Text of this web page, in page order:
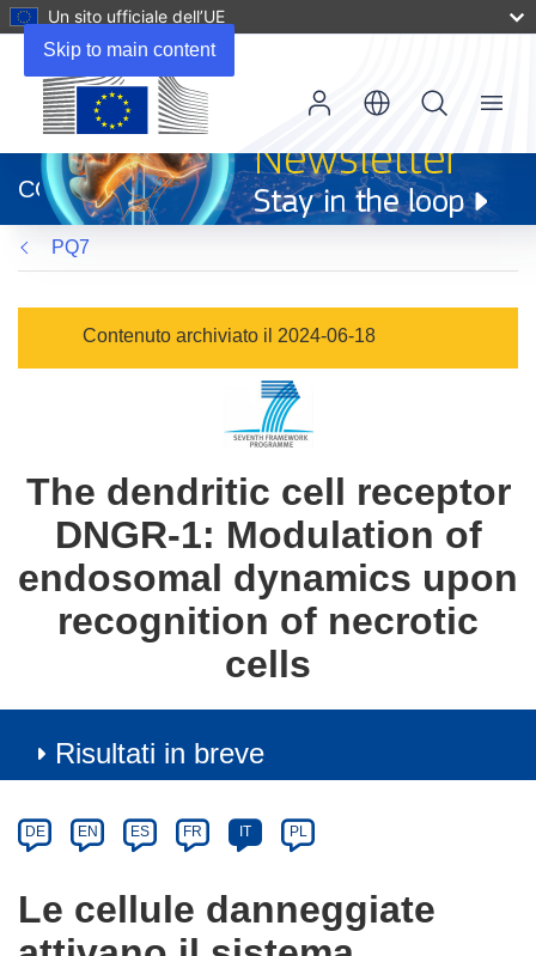
Skip to main content
Un sito ufficiale dell’UE
apre
in
una
nuova
finestra)
CORDIS
Menu
PQ7
Contenuto archiviato il 2024-06-18
The dendritic cell receptor
DNGR-1: Modulation of
endosomal dynamics upon
recognition of necrotic
cells
Risultati in breve
Category
Article
available
the
following
DE EN ES FR IT PL
Le cellule danneggiate